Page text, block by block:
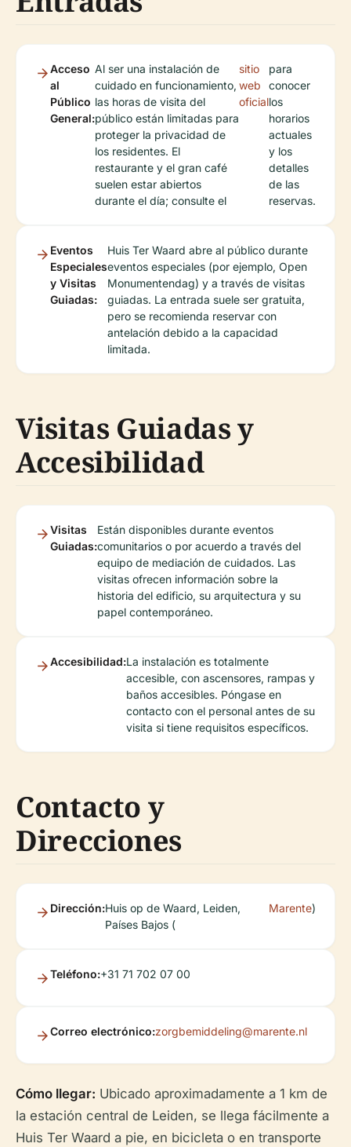
Acceso
al
Público
General:
Al ser una instalación de
cuidado en funcionamiento,
las horas de visita del
público están limitadas para
proteger la privacidad de
los residentes. El
restaurante y el gran café
suelen estar abiertos
durante el día; consulte el
sitio
web
oficial
para
conocer
los
horarios
actuales
y los
detalles
de las
reservas.
Eventos
Especiales
y Visitas
Guiadas:
Huis Ter Waard abre al público durante
eventos especiales (por ejemplo, Open
Monumentendag) y a través de visitas
guiadas. La entrada suele ser gratuita,
pero se recomienda reservar con
antelación debido a la capacidad
limitada.
Visitas Guiadas y
Accesibilidad
Visitas
Guiadas:
Están disponibles durante eventos
comunitarios o por acuerdo a través del
equipo de mediación de cuidados. Las
visitas ofrecen información sobre la
historia del edificio, su arquitectura y su
papel contemporáneo.
Accesibilidad:La instalación es totalmente
accesible, con ascensores, rampas y
baños accesibles. Póngase en
contacto con el personal antes de su
visita si tiene requisitos específicos.
Contacto y
Direcciones
Dirección:Huis op de Waard, Leiden,
Países Bajos (
Marente)
Teléfono:+31 71 702 07 00
Correo electrónico:zorgbemiddeling@marente.nl
Cómo llegar: Ubicado aproximadamente a 1 km de
la estación central de Leiden, se llega fácilmente a
Huis Ter Waard a pie, en bicicleta o en transporte